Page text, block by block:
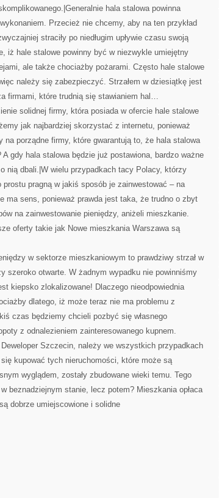
hala stalowa powinna
Przecież nie chcemy, aby na ten przykład
straciły po niedługim upływie czasu swoją
iż hale stalowe powinny być w niezwykle umiejętny
ale także chociażby pożarami. Często hale stalowe
należy się zabezpieczyć. Strzałem w dziesiątkę jest
firmami, które trudnią się stawianiem hal…
solidnej firmy, która posiada w ofercie hale stalowe
jak najbardziej skorzystać z internetu, ponieważ
na porządne firmy, które gwarantują to, że hala stalowa
gdy hala stalowa będzie już postawiona, bardzo ważne
nią dbali.|W wielu przypadkach tacy Polacy, którzy
pragną w jakiś sposób je zainwestować – na
ma sens, ponieważ prawda jest taka, że trudno o zbyt
na zainwestowanie pieniędzy, aniżeli mieszkanie.
oferty takie jak Nowe mieszkania Warszawa są
w sektorze mieszkaniowym to prawdziwy strzał w
szeroko otwarte. W żadnym wypadku nie powinniśmy
kiepsko zlokalizowane! Dlaczego nieodpowiednia
dlatego, iż może teraz nie ma problemu z
czas będziemy chcieli pozbyć się własnego
z odnalezieniem zainteresowanego kupnem.
Szczecin, należy we wszystkich przypadkach
kupować tych nieruchomości, które może są
wyglądem, zostały zbudowane wieki temu. Tego
beznadziejnym stanie, lecz potem? Mieszkania opłaca
dobrze umiejscowione i solidne